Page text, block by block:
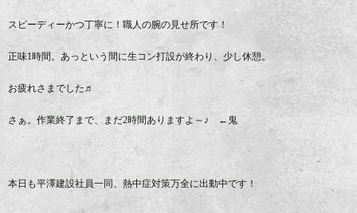
スピーディーかつ丁寧に！職人の腕の見せ所です！
正味1時間。あっという間に生コン打設が終わり、少し休憩。
お疲れさまでした♬
さぁ。作業終了まで、まだ2時間ありますよ～♪ ←鬼
本日も平澤建設社員一同、熱中症対策万全に出動中です！